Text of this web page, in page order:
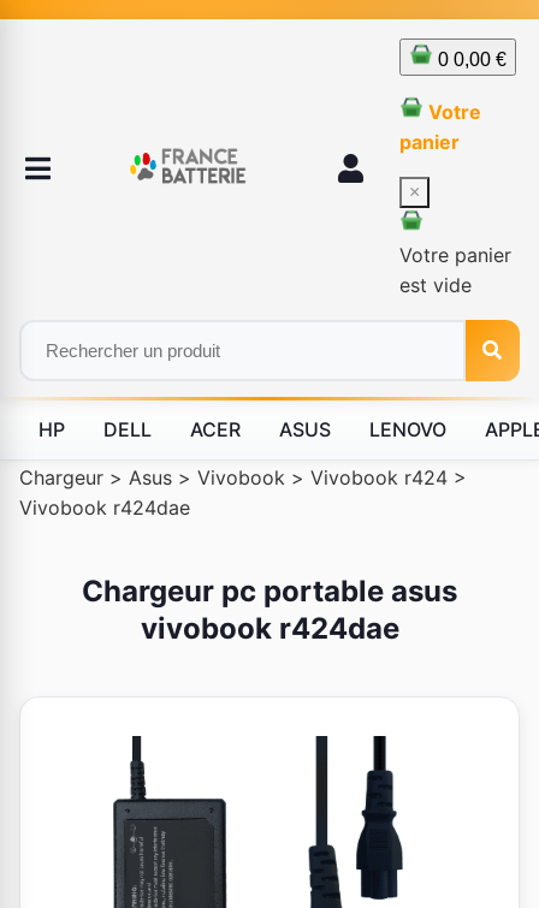
0 0,00 €
Votre
panier
×
Votre panier
est vide
HP DELL ACER ASUS LENOVO
Chargeur > Asus > Vivobook > Vivobook r424 >
Vivobook r424dae
Chargeur pc portable asus
vivobook r424dae